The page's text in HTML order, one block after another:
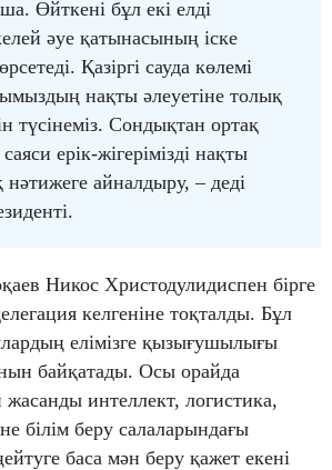
Өйткені бұл екі елді
әуе қатынасының іске
Қазіргі сауда көлемі
нақты әлеуетіне толық
түсінеміз. Сондықтан ортақ
ерік-жігерімізді нақты
айналдыру, – деді
Никос Христодулидиспен бірге
келгеніне тоқталды. Бұл
елімізге қызығушылығы
байқатады. Осы орайда
интеллект, логистика,
білім беру салаларындағы
баса мән беру қажет екені